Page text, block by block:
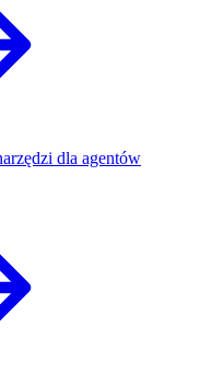
dla agentów